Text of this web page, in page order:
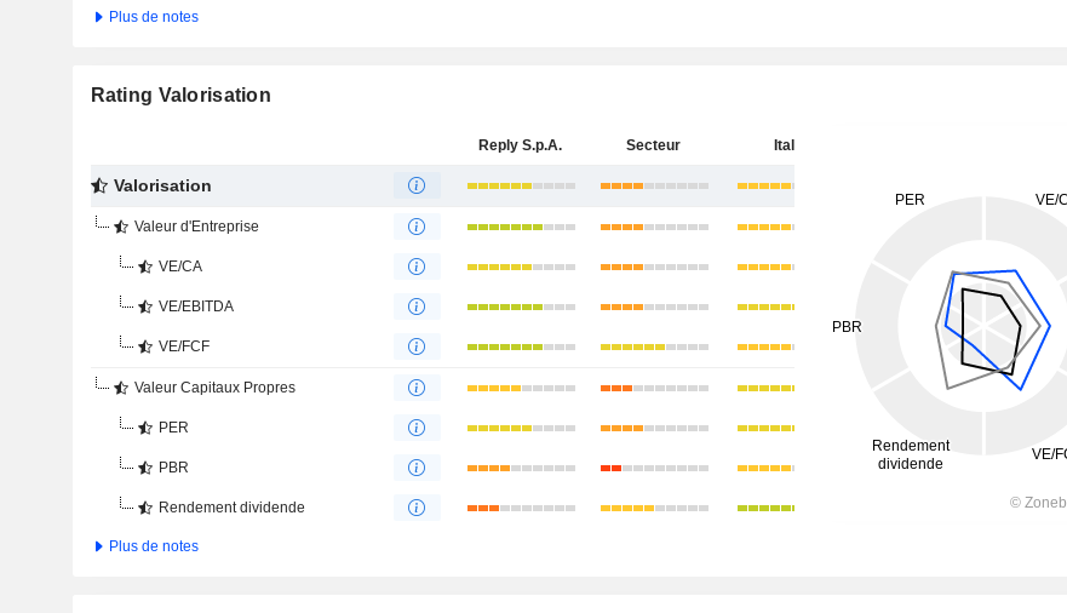
Plus de notes
Rating Valorisation
Reply S.p.A. Secteur Italie
Valorisation
Valeur d'Entreprise
VE/CA
VE/EBITDA
VE/FCF
Valeur Capitaux Propres
PER
PBR
Rendement dividende
Plus de notes